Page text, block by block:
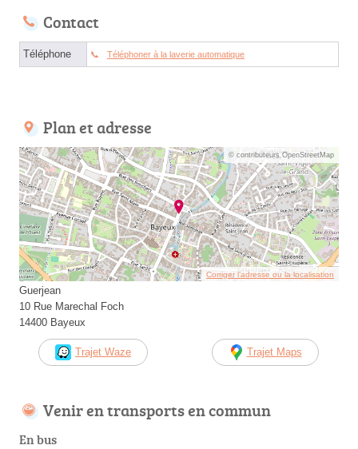
Contact
Téléphone Téléphoner à la laverie automatique
Plan et adresse
© contributeurs OpenStreetMap
Corriger l’adresse ou la localisation
Guerjean
10 Rue Marechal Foch
14400 Bayeux
Trajet Waze Trajet Maps
Venir en transports en commun
En bus